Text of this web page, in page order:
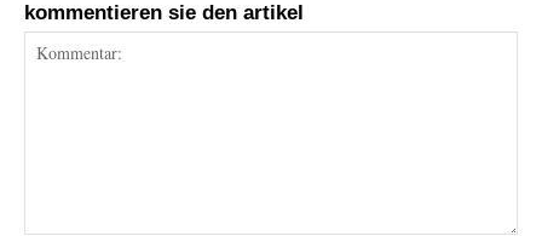
kommentieren sie den artikel